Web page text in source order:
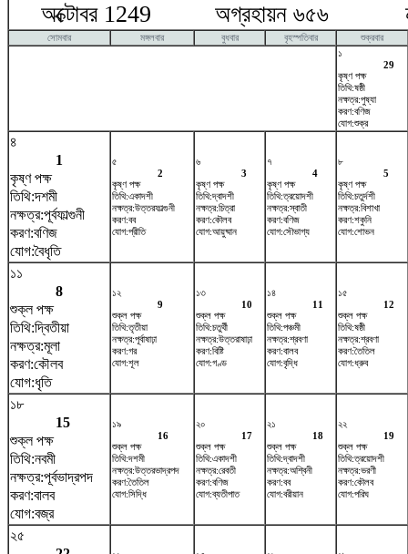
অক্টোবর 1249 অগ্রহায়ন ৬৫৬
সোমবার মঙ্গলবার বুধবার বৃহস্পতিবার
শুক্রবার
১
29
কৃষ্ণ পক্ষ
তিথি:ষষ্ঠী
নক্ষত্র:পুষ্যা
করণ:বণিজ
যোগ:শুক্র
৪
1
কৃষ্ণ পক্ষ
তিথি:দশমী
নক্ষত্র:পূর্বফাল্গুনী
করণ:বণিজ
যোগ:বৈধৃতি
৫
2
কৃষ্ণ পক্ষ
তিথি:একাদশী
নক্ষত্র:উত্তরফাল্গুনী
করণ:বব
যোগ:প্রীতি
৬
3
কৃষ্ণ পক্ষ
তিথি:দ্বাদশী
নক্ষত্র:চিত্রা
করণ:কৌলব
যোগ:আয়ুষ্মান
৭
4
কৃষ্ণ পক্ষ
তিথি:ত্রয়োদশী
নক্ষত্র:স্বাতী
করণ:বণিজ
যোগ:সৌভাগ্য
৮
5
কৃষ্ণ পক্ষ
তিথি:চতুর্দশী
নক্ষত্র:বিশাখা
করণ:শকুনি
যোগ:শোভন
১১
8
শুক্ল পক্ষ
তিথি:দ্বিতীয়া
নক্ষত্র:মূলা
করণ:কৌলব
যোগ:ধৃতি
১২
9
শুক্ল পক্ষ
তিথি:তৃতীয়া
নক্ষত্র:পূর্বাষাঢ়া
করণ:গর
যোগ:শূল
১৩
10
শুক্ল পক্ষ
তিথি:চতুর্থী
নক্ষত্র:উত্তরাষাঢ়া
করণ:বিষ্টি
যোগ:গণ্ড
১৪
11
শুক্ল পক্ষ
তিথি:পঞ্চমী
নক্ষত্র:শ্রবণা
করণ:বালব
যোগ:বৃদ্ধি
১৫
12
শুক্ল পক্ষ
তিথি:ষষ্ঠী
নক্ষত্র:শ্রবণা
করণ:তৈতিল
যোগ:ধ্রুব
১৮
15
শুক্ল পক্ষ
তিথি:নবমী
নক্ষত্র:পূর্বভাদ্রপদ
করণ:বালব
যোগ:বজ্র
১৯
16
শুক্ল পক্ষ
তিথি:দশমী
নক্ষত্র:উত্তরভাদ্রপদ
করণ:তৈতিল
যোগ:সিদ্ধি
২০
17
শুক্ল পক্ষ
তিথি:একাদশী
নক্ষত্র:রেবতী
করণ:বণিজ
যোগ:ব্যতীপাত
২১
18
শুক্ল পক্ষ
তিথি:দ্বাদশী
নক্ষত্র:অশ্বিনী
করণ:বব
যোগ:বরীয়ান
২২
19
শুক্ল পক্ষ
তিথি:ত্রয়োদশী
নক্ষত্র:ভরণী
করণ:কৌলব
যোগ:পরিঘ
২৫